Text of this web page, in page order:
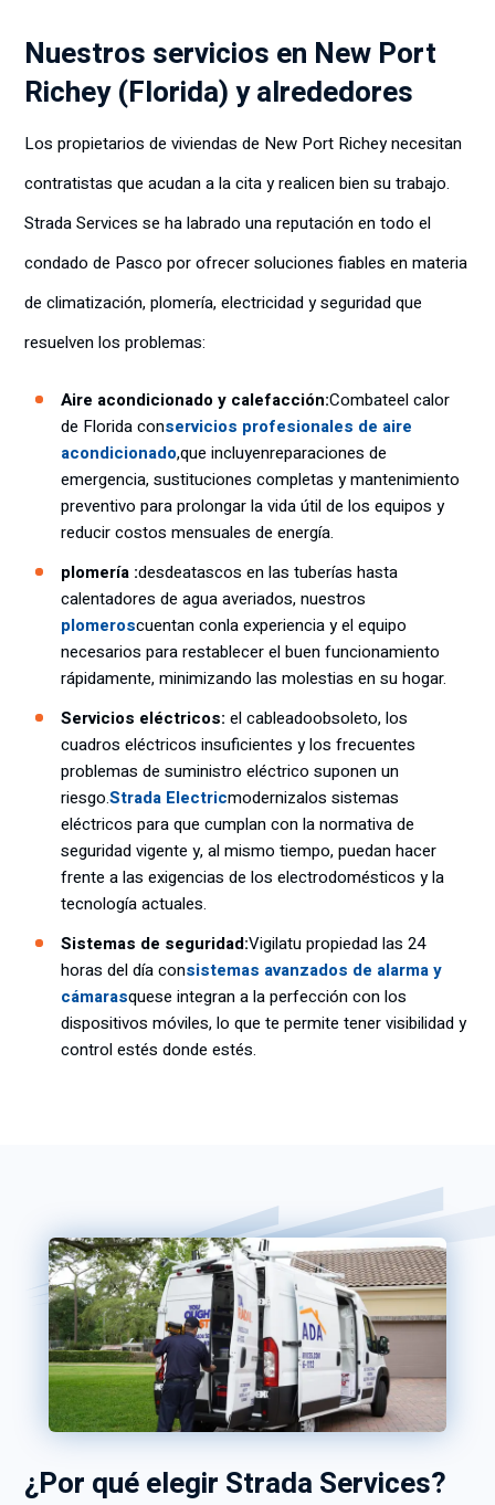
Nuestros servicios en New Port
Richey (Florida) y alrededores
Los propietarios de viviendas de New Port Richey necesitan
contratistas que acudan a la cita y realicen bien su trabajo.
Strada Services se ha labrado una reputación en todo el
condado de Pasco por ofrecer soluciones fiables en materia
de climatización, plomería, electricidad y seguridad que
resuelven los problemas:
Aire acondicionado y calefacción:Combateel calor
de Florida conservicios profesionales de aire
acondicionado,que incluyenreparaciones de
emergencia, sustituciones completas y mantenimiento
preventivo para prolongar la vida útil de los equipos y
reducir costos mensuales de energía.
plomería :desdeatascos en las tuberías hasta
calentadores de agua averiados, nuestros
plomeroscuentan conla experiencia y el equipo
necesarios para restablecer el buen funcionamiento
rápidamente, minimizando las molestias en su hogar.
Servicios eléctricos: el cableadoobsoleto, los
cuadros eléctricos insuficientes y los frecuentes
problemas de suministro eléctrico suponen un
riesgo.Strada Electricmodernizalos sistemas
eléctricos para que cumplan con la normativa de
seguridad vigente y, al mismo tiempo, puedan hacer
frente a las exigencias de los electrodomésticos y la
tecnología actuales.
Sistemas de seguridad:Vigilatu propiedad las 24
horas del día consistemas avanzados de alarma y
cámarasquese integran a la perfección con los
dispositivos móviles, lo que te permite tener visibilidad y
control estés donde estés.
¿Por qué elegir Strada Services?